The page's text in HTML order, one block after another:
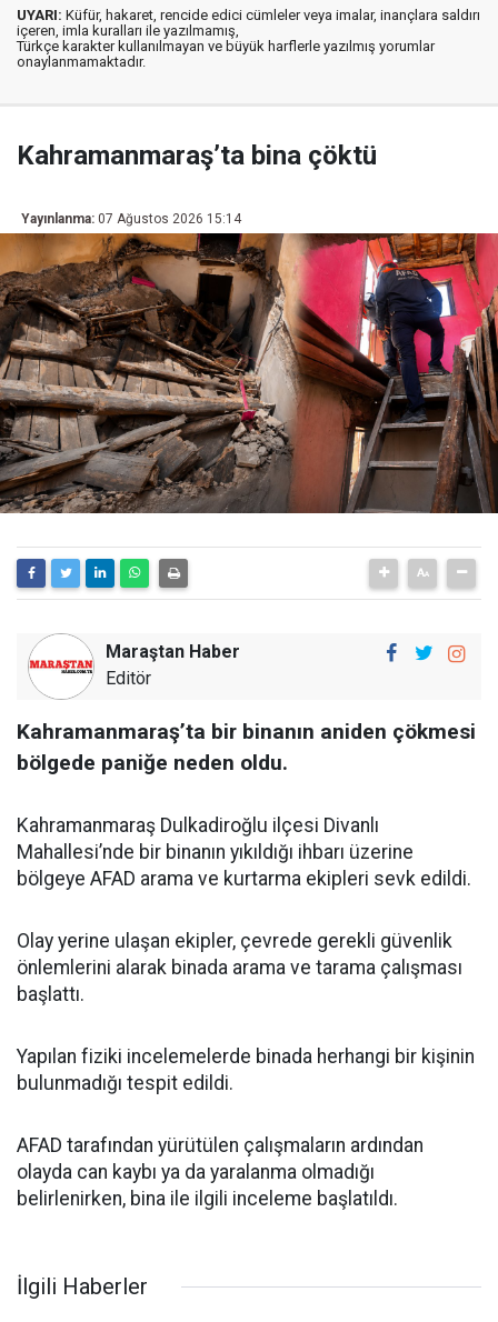
UYARI: Küfür, hakaret, rencide edici cümleler veya imalar, inançlara saldırı
içeren, imla kuralları ile yazılmamış,
Türkçe karakter kullanılmayan ve büyük harflerle yazılmış yorumlar
onaylanmamaktadır.
Kahramanmaraş’ta bina çöktü
Yayınlanma: 07 Ağustos 2026 15:14
Maraştan Haber
Editör
Kahramanmaraş’ta bir binanın aniden çökmesi
bölgede paniğe neden oldu.
Kahramanmaraş Dulkadiroğlu ilçesi Divanlı
Mahallesi’nde bir binanın yıkıldığı ihbarı üzerine
bölgeye AFAD arama ve kurtarma ekipleri sevk edildi.
Olay yerine ulaşan ekipler, çevrede gerekli güvenlik
önlemlerini alarak binada arama ve tarama çalışması
başlattı.
Yapılan fiziki incelemelerde binada herhangi bir kişinin
bulunmadığı tespit edildi.
AFAD tarafından yürütülen çalışmaların ardından
olayda can kaybı ya da yaralanma olmadığı
belirlenirken, bina ile ilgili inceleme başlatıldı.
İlgili Haberler